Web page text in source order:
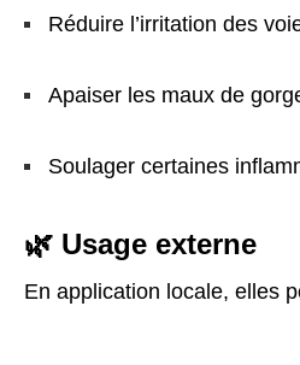
Réduire l’irritation des
Apaiser les maux de
Soulager certaines
🌿 Usage externe
En application locale, elles